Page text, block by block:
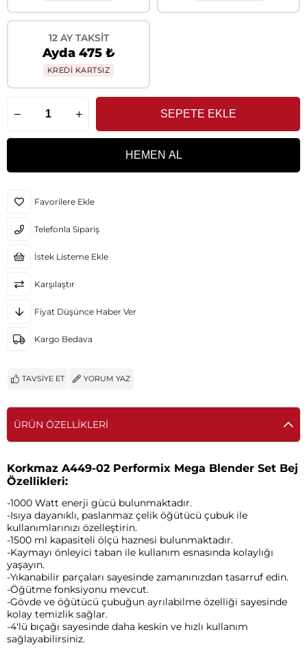
12 AY TAKSIT
Ayda 475 ₺
KREDİ KARTSIZ
Favorilere Ekle
Telefonla Sipariş
İstek Listeme Ekle
Karşılaştır
Fiyat Düşünce Haber Ver
Kargo Bedava
TAVSIYE ET YORUM YAZ
ÜRÜN ÖZELLIKLERI
Korkmaz A449-02 Performix Mega Blender Set Bej
Özellikleri:
-1000 Watt enerji gücü bulunmaktadır.
-Isıya dayanıklı, paslanmaz çelik öğütücü çubuk ile
kullanımlarınızı özelleştirin.
-1500 ml kapasiteli ölçü haznesi bulunmaktadır.
-Kaymayı önleyici taban ile kullanım esnasında kolaylığı
yaşayın.
-Yıkanabilir parçaları sayesinde zamanınızdan tasarruf edin.
-Öğütme fonksiyonu mevcut.
-Gövde ve öğütücü çubuğun ayrılabilme özelliği sayesinde
kolay temizlik sağlar.
-4'lü bıçağı sayesinde daha keskin ve hızlı kullanım
sağlayabilirsiniz.